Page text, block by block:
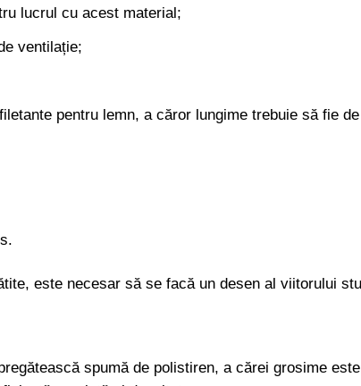
lucrul cu acest material;
ventilație;
pentru lemn, a căror lungime trebuie să fie de
este necesar să se facă un desen al viitorului
spumă de polistiren, a cărei grosime